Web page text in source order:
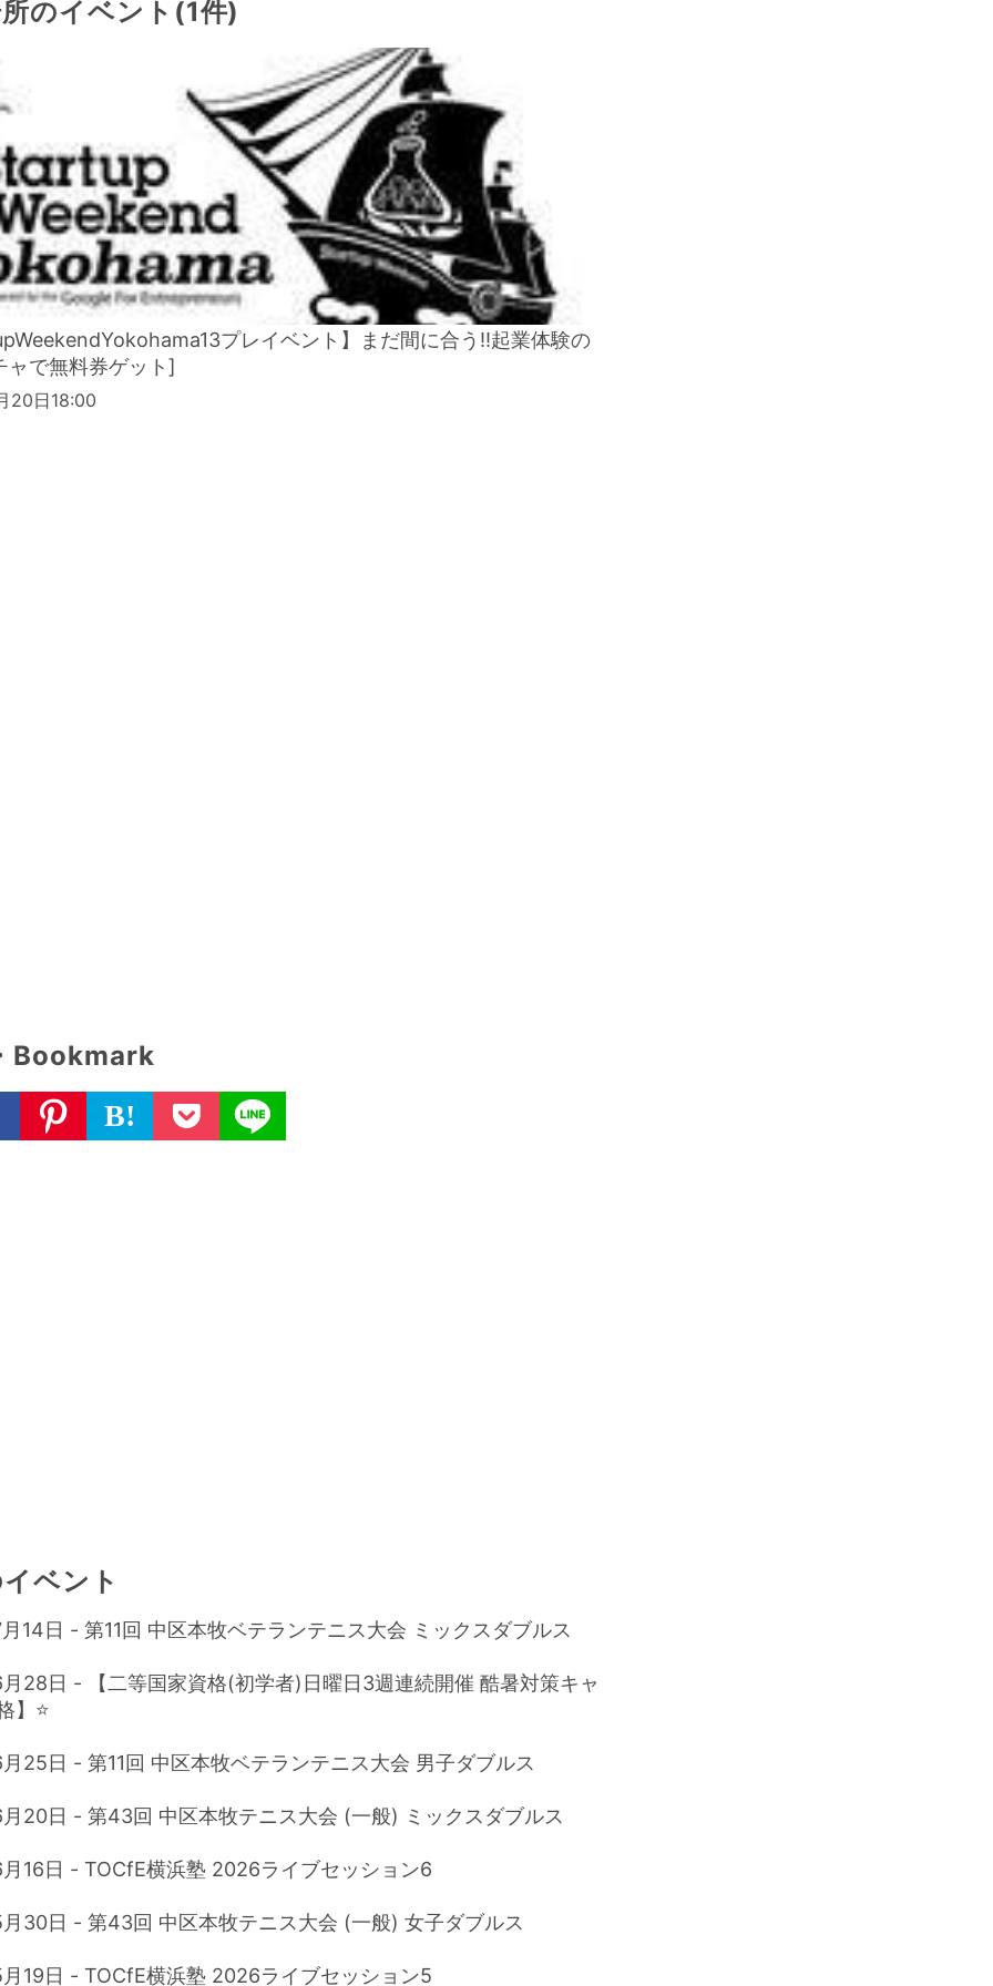
のイベント(1件)
プレイベント】まだ間に合う!!起業体験の
ャで無料券ゲット]
20日18:00
Bookmark
B!
ベント
14日 - 第11回 中区本牧ベテランテニス大会 ミックスダブルス
28日 - 【二等国家資格(初学者)日曜日3週連続開催 酷暑対策キャ
】⭐️
25日 - 第11回 中区本牧ベテランテニス大会 男子ダブルス
20日 - 第43回 中区本牧テニス大会 (一般) ミックスダブルス
16日 - TOCfE横浜塾 2026ライブセッション6
30日 - 第43回 中区本牧テニス大会 (一般) 女子ダブルス
19日 - TOCfE横浜塾 2026ライブセッション5